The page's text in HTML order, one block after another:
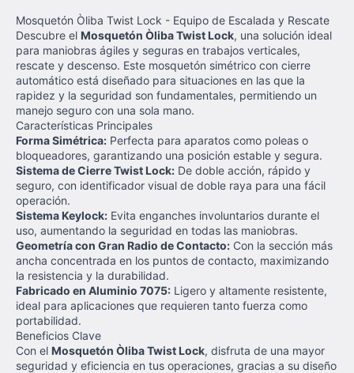
Mosquetón Òliba Twist Lock - Equipo de Escalada y Rescate
Descubre el Mosquetón Òliba Twist Lock, una solución ideal
para maniobras ágiles y seguras en trabajos verticales,
rescate y descenso. Este mosquetón simétrico con cierre
automático está diseñado para situaciones en las que la
rapidez y la seguridad son fundamentales, permitiendo un
manejo seguro con una sola mano.
Características Principales
Forma Simétrica: Perfecta para aparatos como poleas o
bloqueadores, garantizando una posición estable y segura.
Sistema de Cierre Twist Lock: De doble acción, rápido y
seguro, con identificador visual de doble raya para una fácil
operación.
Sistema Keylock: Evita enganches involuntarios durante el
uso, aumentando la seguridad en todas las maniobras.
Geometría con Gran Radio de Contacto: Con la sección más
ancha concentrada en los puntos de contacto, maximizando
la resistencia y la durabilidad.
Fabricado en Aluminio 7075: Ligero y altamente resistente,
ideal para aplicaciones que requieren tanto fuerza como
portabilidad.
Beneficios Clave
Con el Mosquetón Òliba Twist Lock, disfruta de una mayor
seguridad y eficiencia en tus operaciones, gracias a su diseño